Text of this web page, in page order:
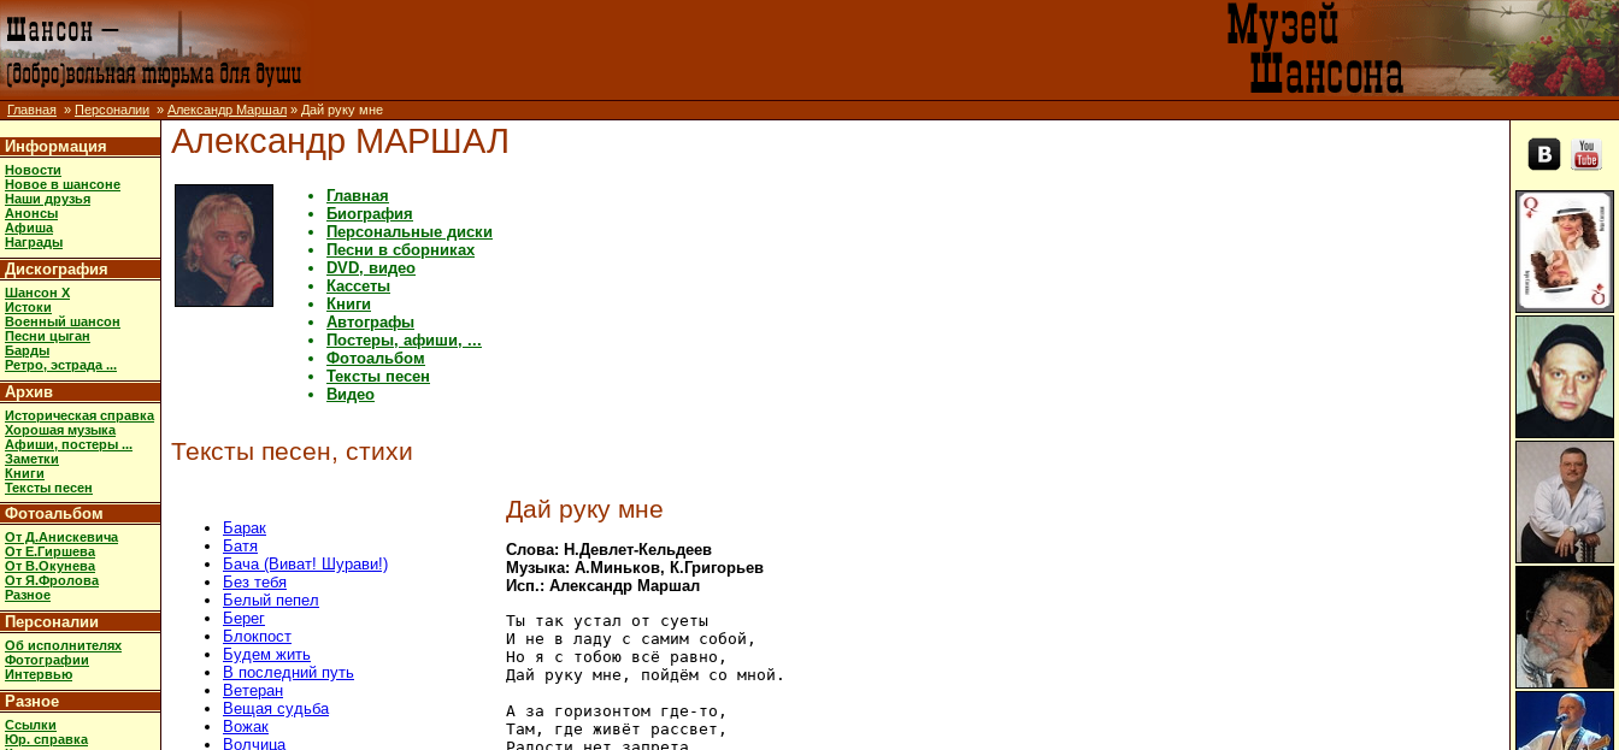
Главная » Персоналии » Александр Маршал » Дай руку мне
Информация
Новости
Новое в шансоне
Наши друзья
Анонсы
Афиша
Награды
Дискография
Шансон X
Истоки
Военный шансон
Песни цыган
Барды
Ретро, эстрада ...
Архив
Историческая справка
Хорошая музыка
Афиши, постеры ...
Заметки
Книги
Тексты песен
Фотоальбом
От Д.Анискевича
От Е.Гиршева
От В.Окунева
От Я.Фролова
Разное
Персоналии
Об исполнителях
Фотографии
Интервью
Разное
Ссылки
Юр. справка
Александр МАРШАЛ
Главная
Биография
Персональные диски
Песни в сборниках
DVD, видео
Кассеты
Книги
Автографы
Постеры, афиши, ...
Фотоальбом
Тексты песен
Видео
Тексты песен, стихи
Барак
Батя
Бача (Виват! Шурави!)
Без тебя
Белый пепел
Берег
Блокпост
Будем жить
В последний путь
Ветеран
Вещая судьба
Вожак
Волчица
Дай руку мне
Слова: Н.Девлет-Кельдеев
Музыка: А.Миньков, К.Григорьев
Исп.: Александр Маршал
Ты так устал от суеты
И не в ладу с самим собой,
Но я с тобою всё равно,
Дай руку мне, пойдём со мной.
А за горизонтом где-то,
Там, где живёт рассвет,